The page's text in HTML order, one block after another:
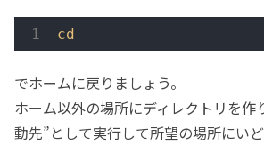
cd
でホームに戻りましょう。
ホーム以外の場所にディレクトリを作
動先”として実行して所望の場所にいど